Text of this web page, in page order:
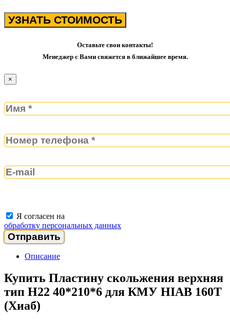
УЗНАТЬ СТОИМОСТЬ
Оставьте свои контакты!
Менеджер с Вами свяжется в ближайшее время.
×
Я согласен на
обработку персональных данных
Описание
Купить Пластину скольжения верхняя
тип H22 40*210*6 для КМУ HIAB 160T
(Хиаб)